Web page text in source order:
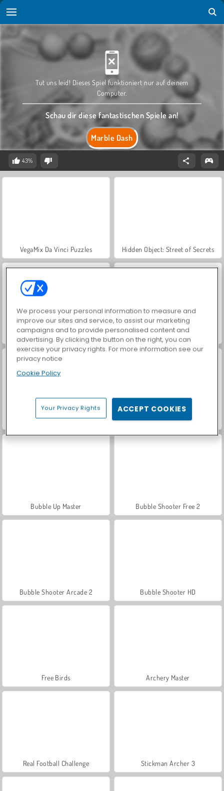
Marble Dash
Tut uns leid! Dieses Spiel funktioniert nur auf deinem
Computer.
Schau dir diese fantastischen Spiele an!
43%
VegaMix Da Vinci Puzzles Hidden Object: Street of Secrets
ASMR Makeover & Makeup Studio Farm Merge Valley
Let's Fish! Bubble Pop Butterfly
Bubble Up Master Bubble Shooter Free 2
Bubble Shooter Arcade 2 Bubble Shooter HD
Free Birds Archery Master
Real Football Challenge Stickman Archer 3
We process your personal information to measure and
improve our sites and service, to assist our marketing
campaigns and to provide personalised content and
advertising. By clicking the button on the right, you can
exercise your privacy rights. For more information see our
privacy notice
Cookie Policy
Your Privacy Rights ACCEPT COOKIES